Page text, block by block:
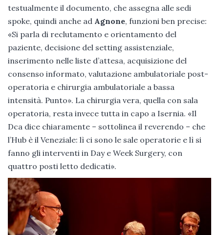
testualmente il documento, che assegna alle sedi
spoke, quindi anche ad Agnone, funzioni ben precise:
«Si parla di reclutamento e orientamento del
paziente, decisione del setting assistenziale,
inserimento nelle liste d’attesa, acquisizione del
consenso informato, valutazione ambulatoriale post­
operatoria e chirurgia ambulatoriale a bassa
intensità. Punto». La chirurgia vera, quella con sala
operatoria, resta invece tutta in capo a Isernia. «Il
Dca dice chiaramente – sottolinea il reverendo – che
l’Hub è il Veneziale: lì ci sono le sale operatorie e lì si
fanno gli interventi in Day e Week Surgery, con
quattro posti letto dedicati».